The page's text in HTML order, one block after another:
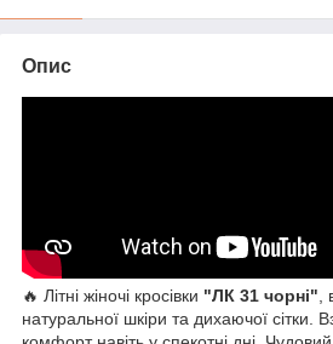
Опис
🔥 Літні жіночі кросівки "ЛК 31 чорні"
натуральної шкіри та дихаючої сітки.